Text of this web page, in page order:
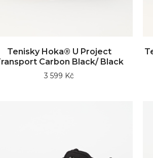
Tenisky Hoka® U Project
Carbon Black/ Black
3 599 Kč